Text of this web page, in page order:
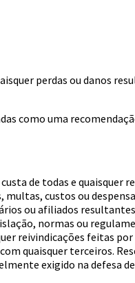
perdas ou danos
como uma
de todas e quaisquer
custos ou
ou afiliados
normas ou
reivindicações feitas
quaisquer terceiros.
exigido na defesa